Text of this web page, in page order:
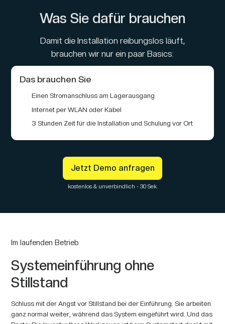
Was Sie dafür brauchen
Damit die Installation reibungslos läuft,
brauchen wir nur ein paar Basics:
Das brauchen Sie
Einen Stromanschluss am Lagerausgang
Internet per WLAN oder Kabel
3 Stunden Zeit für die Installation und Schulung vor Ort
Jetzt Demo anfragen
kostenlos & unverbindlich - 30 Sek.
Im laufenden Betrieb
Systemeinführung ohne
Stillstand
Schluss mit der Angst vor Stillstand bei der Einführung. Sie arbeiten
ganz normal weiter, während das System eingeführt wird. Und das